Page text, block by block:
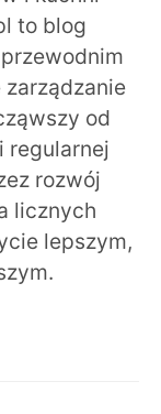
to blog
od
regularnej
rozwój
licznych
lepszym,